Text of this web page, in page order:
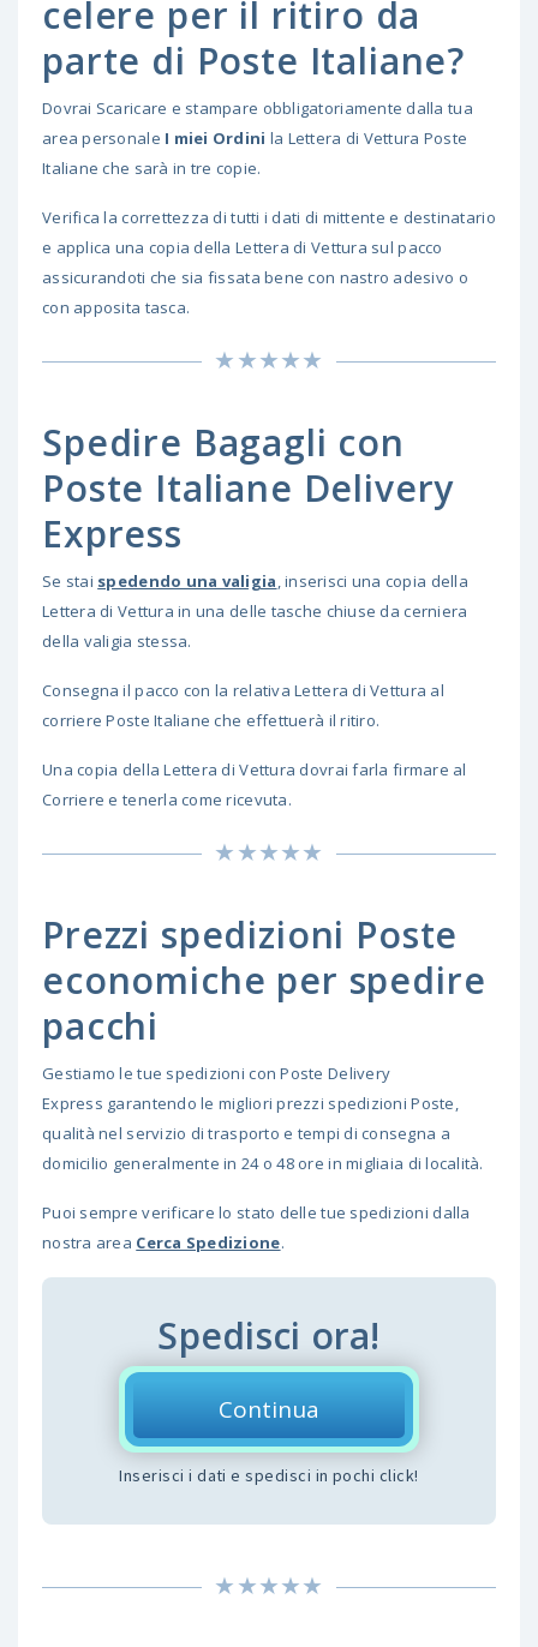
celere per il ritiro da
parte di Poste Italiane?
Dovrai Scaricare e stampare obbligatoriamente dalla tua
area personale I miei Ordini la Lettera di Vettura Poste
Italiane che sarà in tre copie.
Verifica la correttezza di tutti i dati di mittente e destinatario
e applica una copia della Lettera di Vettura sul pacco
assicurandoti che sia fissata bene con nastro adesivo o
con apposita tasca.
Spedire Bagagli con
Poste Italiane Delivery
Express
Se stai spedendo una valigia, inserisci una copia della
Lettera di Vettura in una delle tasche chiuse da cerniera
della valigia stessa.
Consegna il pacco con la relativa Lettera di Vettura al
corriere Poste Italiane che effettuerà il ritiro.
Una copia della Lettera di Vettura dovrai farla firmare al
Corriere e tenerla come ricevuta.
Prezzi spedizioni Poste
economiche per spedire
pacchi
Gestiamo le tue spedizioni con Poste Delivery
Express garantendo le migliori prezzi spedizioni Poste,
qualità nel servizio di trasporto e tempi di consegna a
domicilio generalmente in 24 o 48 ore in migliaia di località.
Puoi sempre verificare lo stato delle tue spedizioni dalla
nostra area Cerca Spedizione.
Spedisci ora!
Continua
Inserisci i dati e spedisci in pochi click!